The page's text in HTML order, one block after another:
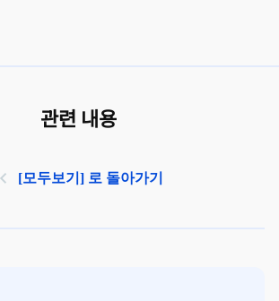
관련 내용
[모두보기] 로 돌아가기